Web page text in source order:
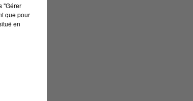
"Gérer
que pour
en